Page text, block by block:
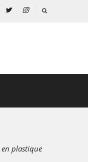
plastique